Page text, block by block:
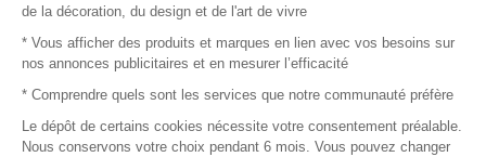
Mentions légales
de la décoration, du design et de l'art de vivre
* Vous afficher des produits et marques en lien avec vos besoins sur
nos annonces publicitaires et en mesurer l’efficacité
* Comprendre quels sont les services que notre communauté préfère
Le dépôt de certains cookies nécessite votre consentement préalable.
Nous conservons votre choix pendant 6 mois. Vous pouvez changer